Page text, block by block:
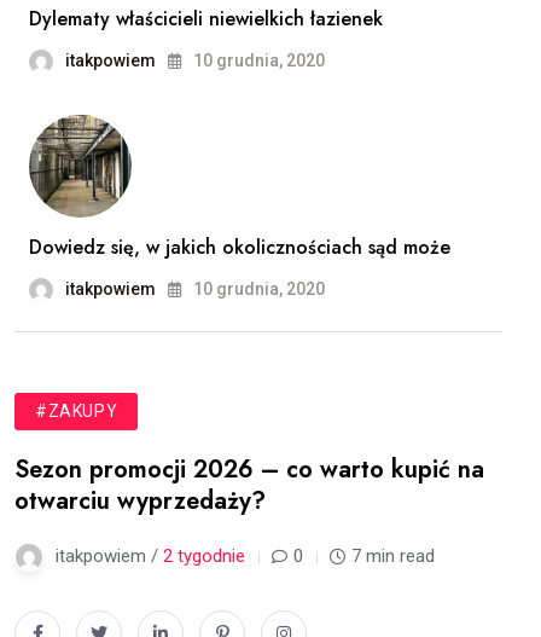
Dylematy właścicieli niewielkich łazienek
itakpowiem 10 grudnia, 2020
Dowiedz się, w jakich okolicznościach sąd może
itakpowiem 10 grudnia, 2020
#ZAKUPY
Sezon promocji 2026 – co warto kupić na
otwarciu wyprzedaży?
itakpowiem / 2 tygodnie 0 7 min read